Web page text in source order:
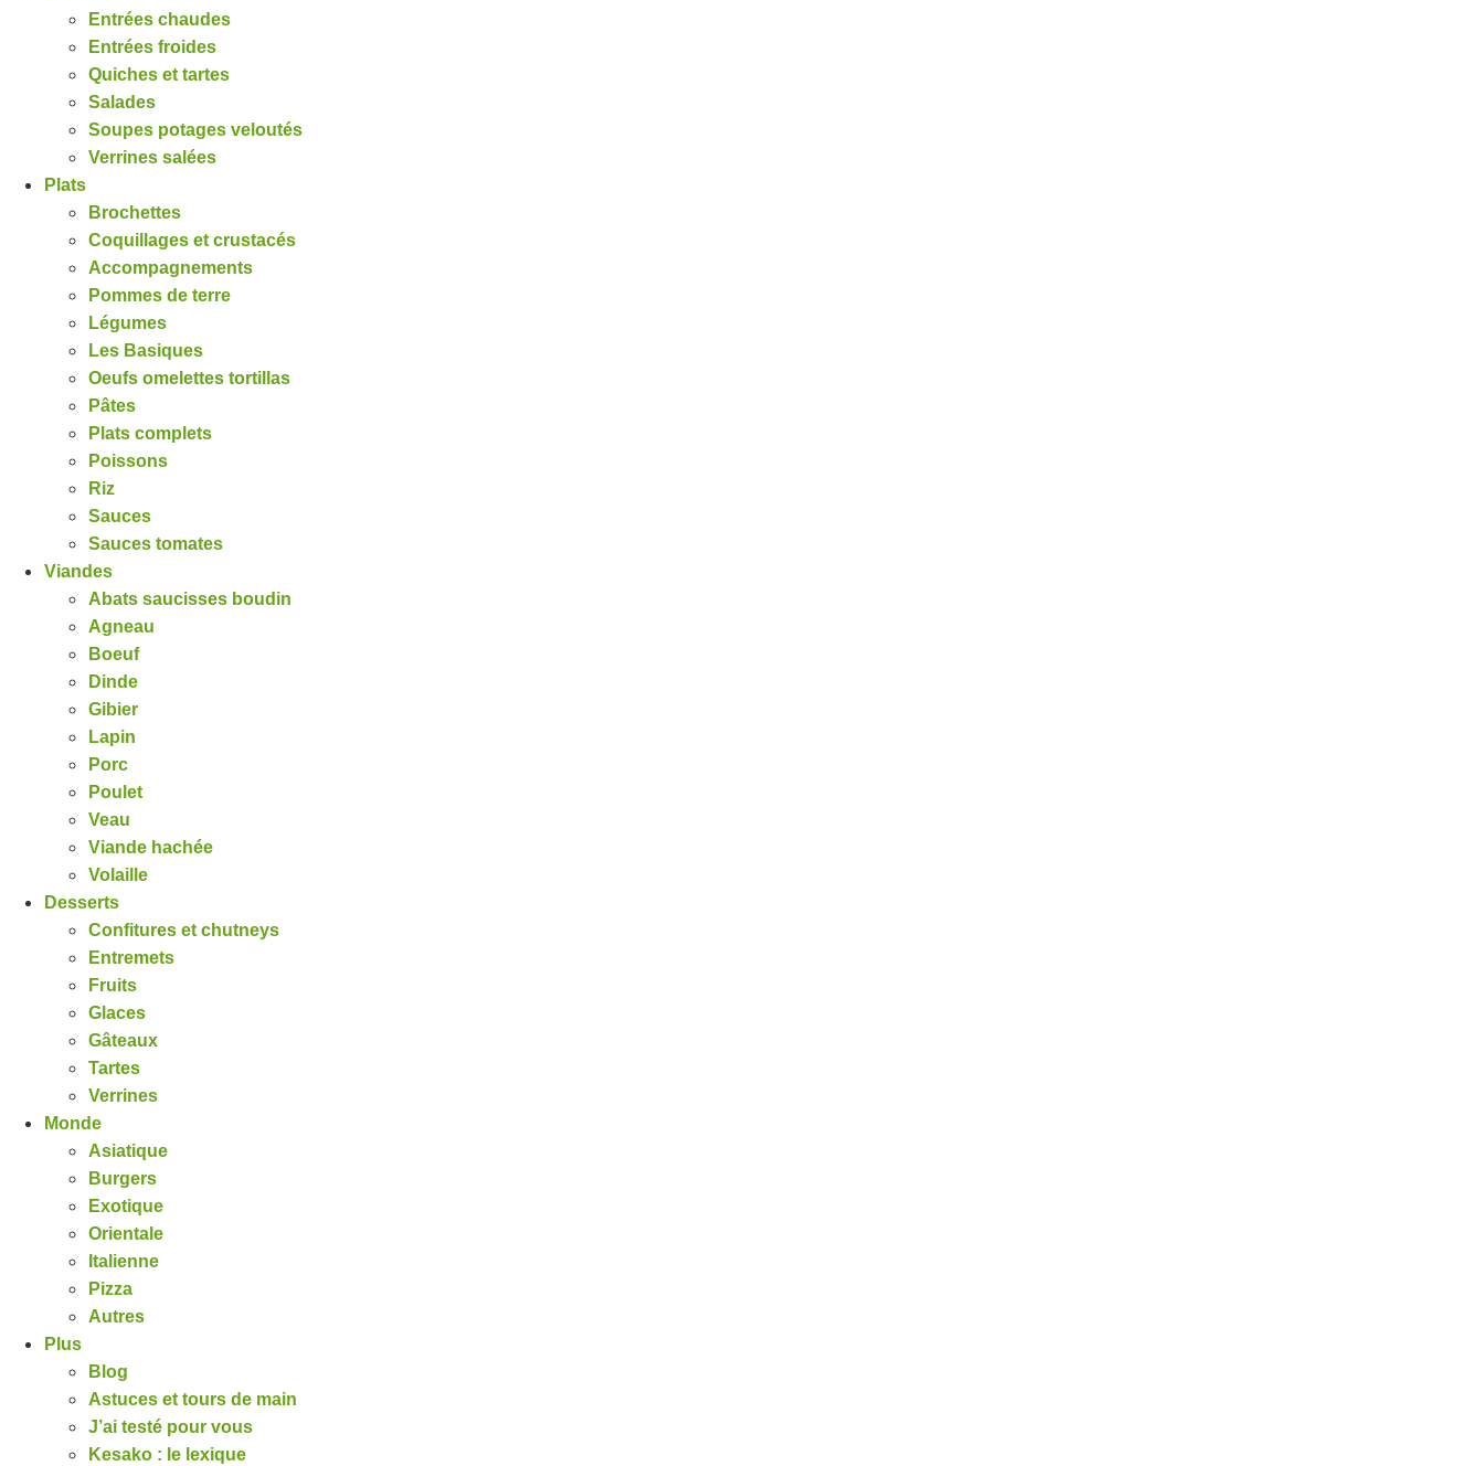
Entrées chaudes
Entrées froides
Quiches et tartes
Salades
Soupes potages veloutés
Verrines salées
Plats
Brochettes
Coquillages et crustacés
Accompagnements
Pommes de terre
Légumes
Les Basiques
Oeufs omelettes tortillas
Pâtes
Plats complets
Poissons
Riz
Sauces
Sauces tomates
Viandes
Abats saucisses boudin
Agneau
Boeuf
Dinde
Gibier
Lapin
Porc
Poulet
Veau
Viande hachée
Volaille
Desserts
Confitures et chutneys
Entremets
Fruits
Glaces
Gâteaux
Tartes
Verrines
Monde
Asiatique
Burgers
Exotique
Orientale
Italienne
Pizza
Autres
Plus
Blog
Astuces et tours de main
J’ai testé pour vous
Kesako : le lexique